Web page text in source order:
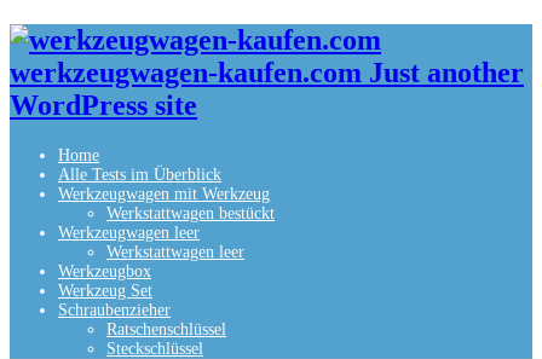
werkzeugwagen-kaufen.com Just another
WordPress site
Home
Alle Tests im Überblick
Werkzeugwagen mit Werkzeug
Werkstattwagen bestückt
Werkzeugwagen leer
Werkstattwagen leer
Werkzeugbox
Werkzeug Set
Schraubenzieher
Ratschenschlüssel
Steckschlüssel